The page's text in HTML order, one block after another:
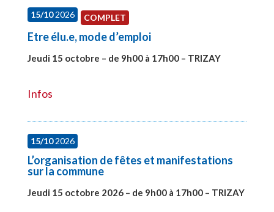
15/102026 COMPLET
Etre élu.e, mode d’emploi
Jeudi 15 octobre – de 9h00 à 17h00 – TRIZAY
Infos
15/102026
L’organisation de fêtes et manifestations
sur la commune
Jeudi 15 octobre 2026 – de 9h00 à 17h00 – TRIZAY